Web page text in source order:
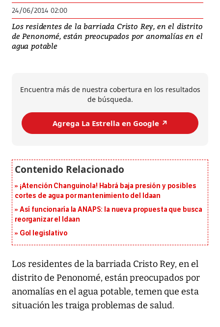
24/06/2014 02:00
Los residentes de la barriada Cristo Rey, en el distrito
de Penonomé, están preocupados por anomalías en el
agua potable
Encuentra más de nuestra cobertura en los resultados
de búsqueda.
Agrega La Estrella en Google ↗️
¡Atención Changuinola! Habrá baja presión y posibles
cortes de agua por mantenimiento del Idaan
Así funcionaría la ANAPS: la nueva propuesta que busca
reorganizar el Idaan
Gol legislativo
Los residentes de la barriada Cristo Rey, en el
distrito de Penonomé, están preocupados por
anomalías en el agua potable, temen que esta
situación les traiga problemas de salud.